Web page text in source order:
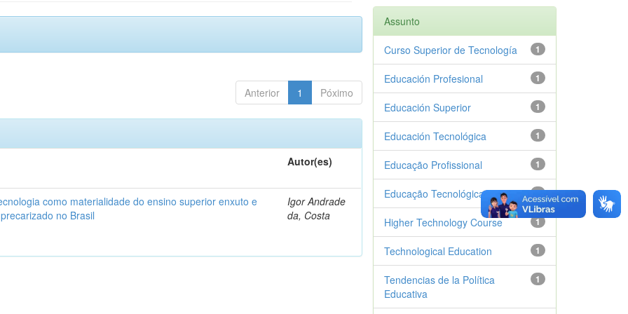
Anterior 1 Póximo
Autor(es)
como materialidade do ensino superior enxuto e
no Brasil
Igor Andrade
da, Costa
Assunto
1
Curso Superior de Tecnología
1
Educación Profesional
1
Educación Superior
1
Educación Tecnológica
1
Educação Profissional
1
Educação Tecnológica
1
Higher Technology Course
1
Technological Education
1
Tendencias de la Política
Educativa